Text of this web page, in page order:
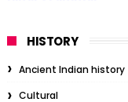
HISTORY
Ancient Indian history
Cultural